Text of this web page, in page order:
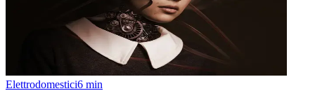
Elettrodomestici6 min